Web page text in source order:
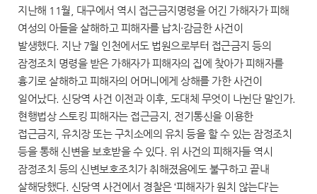
지난해 11월, 대구에서 역시 접근금지명령을 어긴 가해자가 피해
여성의 아들을 살해하고 피해자를 납치·감금한 사건이
발생했다. 지난 7월 인천에서도 법원으로부터 접근금지 등의
잠정조치 명령을 받은 가해자가 피해자의 집에 찾아가 피해자를
흉기로 살해하고 피해자의 어머니에게 상해를 가한 사건이
일어났다. 신당역 사건 이전과 이후, 도대체 무엇이 나뉜단 말인가.
현행법상 스토킹 피해자는 접근금지, 전기통신을 이용한
접근금지, 유치장 또는 구치소에의 유치 등을 할 수 있는 잠정조치
등을 통해 신변을 보호받을 수 있다. 위 사건의 피해자들 역시
잠정조치 등의 신변보호조치가 취해졌음에도 불구하고 끝내
살해당했다. 신당역 사건에서 경찰은 ‘피해자가 원치 않는다’는